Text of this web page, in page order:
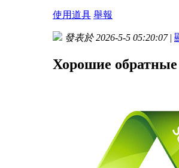
使用道具 舉報
發表於 2026-5-5 05:20:07 |
Хорошие